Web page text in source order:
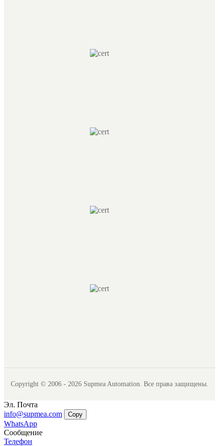
Copyright © 2006 - 2026 Supmea Automation. Все права защищены.
Эл. Почта
info@supmea.com
Copy
WhatsApp
Сообщение
Телефон